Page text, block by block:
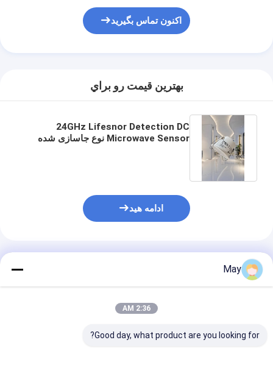
اکنون تماس بگیرید
بهترين قيمت رو براي
24GHz Lifesnor Detection DC
Microwave Sensor نوع جاسازی شده
ادامه هید
محصولات توصیه شده
May
2:36 AM
Good day, what product are you looking for?